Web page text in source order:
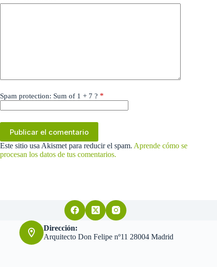
Spam protection: Sum of 1 + 7 ? *
Publicar el comentario
Este sitio usa Akismet para reducir el spam. Aprende cómo se
procesan los datos de tus comentarios.
Dirección:
Arquitecto Don Felipe nº11 28004 Madrid